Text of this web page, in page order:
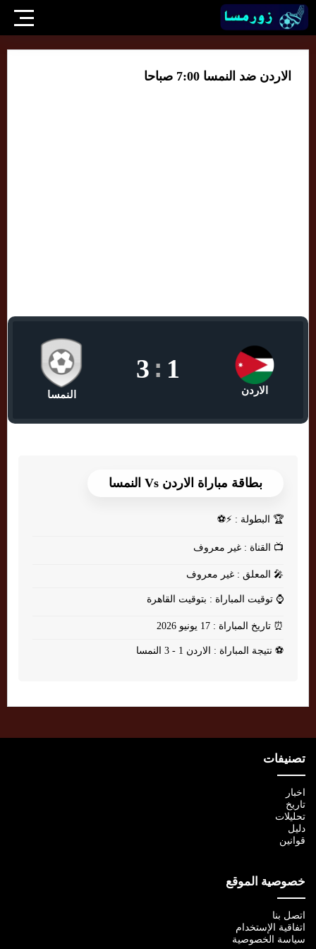
الاردن ضد النمسا 7:00 صباحا
الاردن
1
:
3
النمسا
بطاقة مباراة الاردن Vs النمسا
🏆 البطولة : ⚡⚽
📺 القناة : غير معروف
🎤 المعلق : غير معروف
⌚ توقيت المباراة : بتوقيت القاهرة
⏰ تاريخ المباراة : 17 يونيو 2026
⚽ نتيجة المباراة : الاردن 1 - 3 النمسا
تصنيفات
اخبار
تاريخ
تحليلات
دليل
قوانين
خصوصية الموقع
اتصل بنا
اتفاقية الإستخدام
سياسة الخصوصية